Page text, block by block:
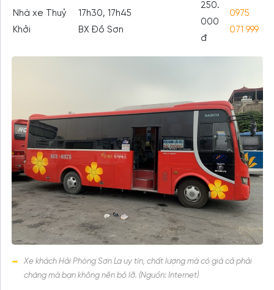
Nhà xe Thuỷ
Khởi
17h30, 17h45
BX Đồ Sơn
250.
000
đ
0975
071 999
Xe khách Hải Phòng Sơn La uy tín, chất lượng mà có giá cả phải
chăng mà bạn không nên bỏ lỡ. (Nguồn: Internet)